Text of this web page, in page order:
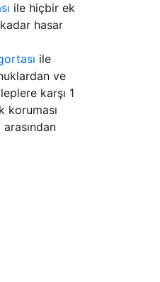
ile hiçbir ek
hasar
ile
ve
karşı 1
koruması